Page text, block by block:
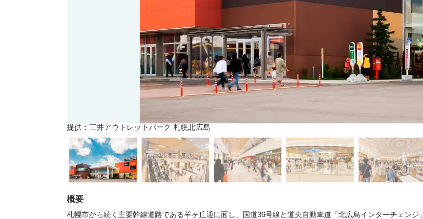
提供：三井アウトレットパーク 札幌北広島
概要
札幌市から続く主要幹線道路である羊ヶ丘通に面し、国道36号線と道央自動車道「北広島インターチェンジ」